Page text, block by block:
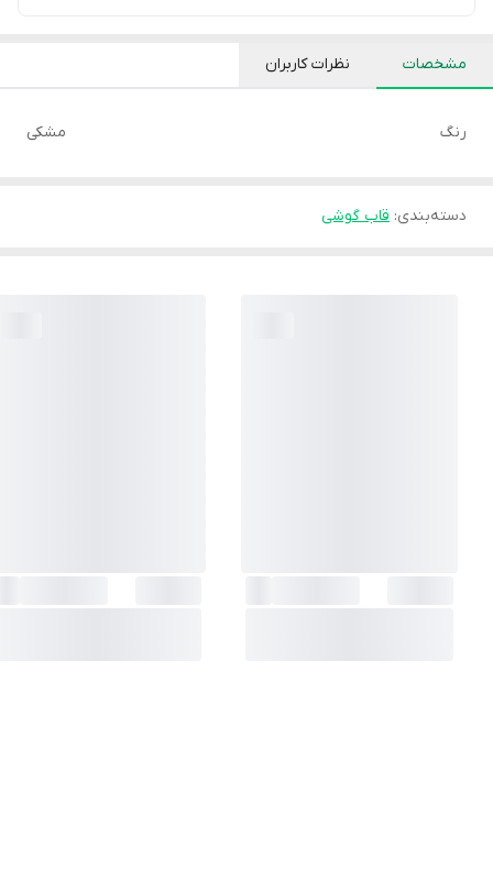
مشخصات نظرات کاربران
رنگ مشکی
دسته‌بندی: قاب گوشی